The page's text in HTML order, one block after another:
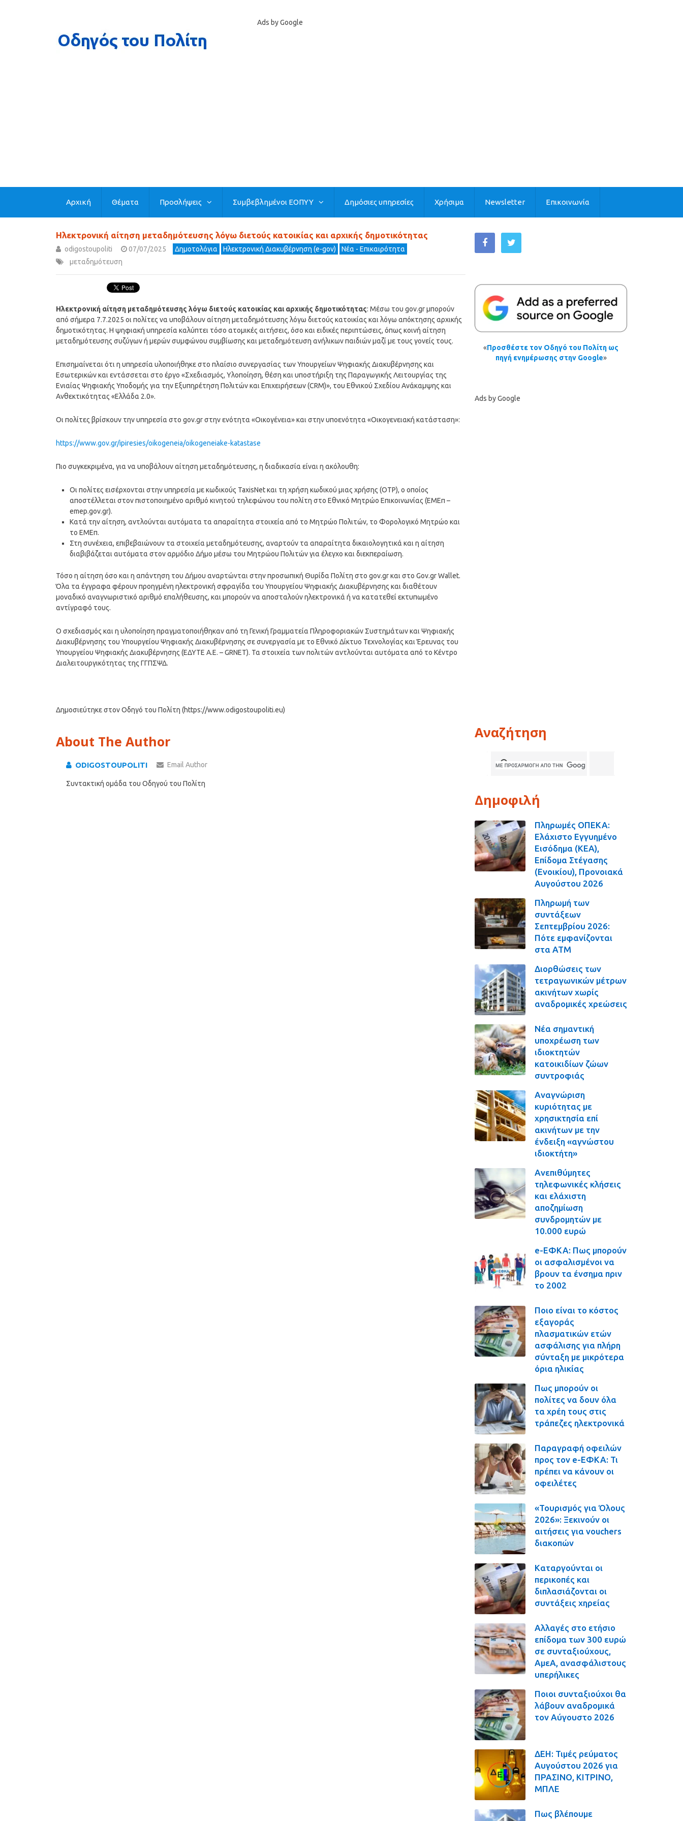
Ads by Google
Αρχική Θέματα Προσλήψεις Συμβεβλημένοι ΕΟΠΥΥ Δημόσιες υπηρεσίες Χρήσιμα Newsletter Επικοινωνία
Ηλεκτρονική αίτηση μεταδημότευσης λόγω διετούς κατοικίας και αρχικής δημοτικότητας
odigostoupoliti 07/07/2025 Δημοτολόγια Ηλεκτρονική Διακυβέρνηση (e-gov)
Νέα - Επικαιρότητα
μεταδημότευση
Ηλεκτρονική αίτηση μεταδημότευσης λόγω διετούς κατοικίας και αρχικής δημοτικότητας: Μέσω του gov.gr μπορούν
από σήμερα 7.7.2025 οι πολίτες να υποβάλουν αίτηση μεταδημότευσης λόγω διετούς κατοικίας και λόγω απόκτησης αρχικής
δημοτικότητας. Η ψηφιακή υπηρεσία καλύπτει τόσο ατομικές αιτήσεις, όσο και ειδικές περιπτώσεις, όπως κοινή αίτηση
μεταδημότευσης συζύγων ή μερών συμφώνου συμβίωσης και μεταδημότευση ανήλικων παιδιών μαζί με τους γονείς τους.
Επισημαίνεται ότι η υπηρεσία υλοποιήθηκε στο πλαίσιο συνεργασίας των Υπουργείων Ψηφιακής Διακυβέρνησης και
Εσωτερικών και εντάσσεται στο έργο «Σχεδιασμός, Υλοποίηση, θέση και υποστήριξη της Παραγωγικής Λειτουργίας της
Ενιαίας Ψηφιακής Υποδομής για την Εξυπηρέτηση Πολιτών και Επιχειρήσεων (CRM)», του Εθνικού Σχεδίου Ανάκαμψης και
Ανθεκτικότητας «Ελλάδα 2.0».
Οι πολίτες βρίσκουν την υπηρεσία στο gov.gr στην ενότητα «Οικογένεια» και στην υποενότητα «Οικογενειακή κατάσταση»:
https://www.gov.gr/ipiresies/oikogeneia/oikogeneiake-katastase
Πιο συγκεκριμένα, για να υποβάλουν αίτηση μεταδημότευσης, η διαδικασία είναι η ακόλουθη:
Οι πολίτες εισέρχονται στην υπηρεσία με κωδικούς TaxisNet και τη χρήση κωδικού μιας χρήσης (OTP), ο οποίος
αποστέλλεται στον πιστοποιημένο αριθμό κινητού τηλεφώνου του πολίτη στο Εθνικό Μητρώο Επικοινωνίας (ΕΜΕπ –
emep.gov.gr).
Κατά την αίτηση, αντλούνται αυτόματα τα απαραίτητα στοιχεία από το Μητρώο Πολιτών, το Φορολογικό Μητρώο και
το ΕΜΕπ.
Στη συνέχεια, επιβεβαιώνουν τα στοιχεία μεταδημότευσης, αναρτούν τα απαραίτητα δικαιολογητικά και η αίτηση
διαβιβάζεται αυτόματα στον αρμόδιο Δήμο μέσω του Μητρώου Πολιτών για έλεγχο και διεκπεραίωση.
Τόσο η αίτηση όσο και η απάντηση του Δήμου αναρτώνται στην προσωπική Θυρίδα Πολίτη στο gov.gr και στο Gov.gr Wallet.
Όλα τα έγγραφα φέρουν προηγμένη ηλεκτρονική σφραγίδα του Υπουργείου Ψηφιακής Διακυβέρνησης και διαθέτουν
μοναδικό αναγνωριστικό αριθμό επαλήθευσης, και μπορούν να αποσταλούν ηλεκτρονικά ή να κατατεθεί εκτυπωμένο
αντίγραφό τους.
Ο σχεδιασμός και η υλοποίηση πραγματοποιήθηκαν από τη Γενική Γραμματεία Πληροφοριακών Συστημάτων και Ψηφιακής
Διακυβέρνησης του Υπουργείου Ψηφιακής Διακυβέρνησης σε συνεργασία με το Εθνικό Δίκτυο Τεχνολογίας και Έρευνας του
Υπουργείου Ψηφιακής Διακυβέρνησης (ΕΔΥΤΕ Α.Ε. – GRNET). Τα στοιχεία των πολιτών αντλούνται αυτόματα από το Κέντρο
Διαλειτουργικότητας της ΓΓΠΣΨΔ.
Δημοσιεύτηκε στον Οδηγό του Πολίτη (https://www.odigostoupoliti.eu)
About The Author
ODIGOSTOUPOLITI Email Author
Συντακτική ομάδα του Οδηγού του Πολίτη
«Προσθέστε τον Οδηγό του Πολίτη ως
πηγή ενημέρωσης στην Google»
Ads by Google
Αναζήτηση
Δημοφιλή
Πληρωμές ΟΠΕΚΑ:
Ελάχιστο Εγγυημένο
Εισόδημα (ΚΕΑ),
Επίδομα Στέγασης
(Ενοικίου), Προνοιακά
Αυγούστου 2026
Πληρωμή των
συντάξεων
Σεπτεμβρίου 2026:
Πότε εμφανίζονται
στα ΑΤΜ
Διορθώσεις των
τετραγωνικών μέτρων
ακινήτων χωρίς
αναδρομικές χρεώσεις
Νέα σημαντική
υποχρέωση των
ιδιοκτητών
κατοικιδίων ζώων
συντροφιάς
Αναγνώριση
κυριότητας με
χρησικτησία επί
ακινήτων με την
ένδειξη «αγνώστου
ιδιοκτήτη»
Ανεπιθύμητες
τηλεφωνικές κλήσεις
και ελάχιστη
αποζημίωση
συνδρομητών με
10.000 ευρώ
e-ΕΦΚΑ: Πως μπορούν
οι ασφαλισμένοι να
βρουν τα ένσημα πριν
το 2002
Ποιο είναι το κόστος
εξαγοράς
πλασματικών ετών
ασφάλισης για πλήρη
σύνταξη με μικρότερα
όρια ηλικίας
Πως μπορούν οι
πολίτες να δουν όλα
τα χρέη τους στις
τράπεζες ηλεκτρονικά
Παραγραφή οφειλών
προς τον e-ΕΦΚΑ: Τι
πρέπει να κάνουν οι
οφειλέτες
«Τουρισμός για Όλους
2026»: Ξεκινούν οι
αιτήσεις για vouchers
διακοπών
Καταργούνται οι
περικοπές και
διπλασιάζονται οι
συντάξεις χηρείας
Αλλαγές στο ετήσιο
επίδομα των 300 ευρώ
σε συνταξιούχους,
ΑμεΑ, ανασφάλιστους
υπερήλικες
Ποιοι συνταξιούχοι θα
λάβουν αναδρομικά
τον Αύγουστο 2026
ΔΕΗ: Τιμές ρεύματος
Αυγούστου 2026 για
ΠΡΑΣΙΝΟ, ΚΙΤΡΙΝΟ,
ΜΠΛΕ
Πως βλέπουμε